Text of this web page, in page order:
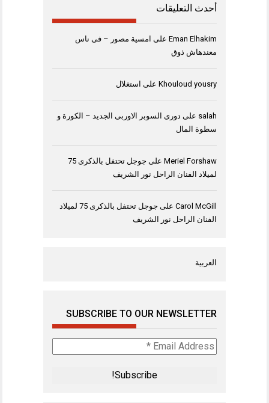
أحدث التعليقات
Eman Elhakim على امسية مصور – فى ناس
معندهاش ذوق
Khouloud yousry على استغلال
salah على دورى السوبر الاوربى الجديد – الكورة و
سطوة المال
Meriel Forshaw على
جوجل تحتفل بالذكرى 75
لميلاد الفنان الراحل نور الشريف
Carol McGill على
جوجل تحتفل بالذكرى 75 لميلاد
الفنان الراحل نور الشريف
العربية
SUBSCRIBE TO OUR NEWSLETTER
Email
Address